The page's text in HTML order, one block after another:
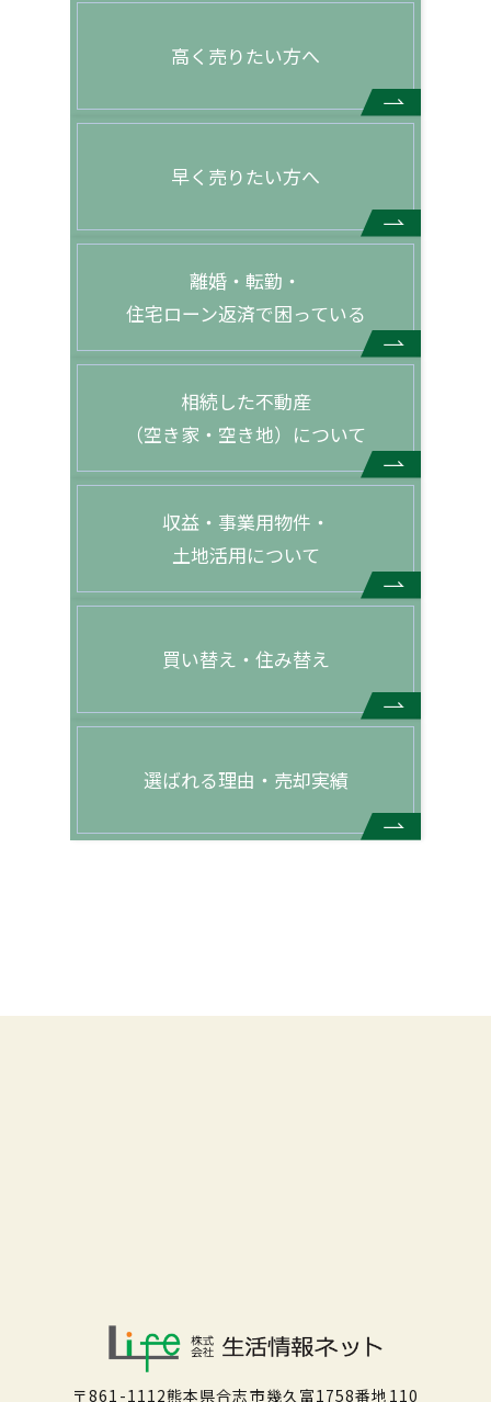
高く売りたい方へ
早く売りたい方へ
離婚・転勤・
住宅ローン返済で困っている
相続した不動産
（空き家・空き地）について
収益・事業用物件・
土地活用について
買い替え・住み替え
選ばれる理由・売却実績
〒861-1112熊本県合志市幾久富1758番地110